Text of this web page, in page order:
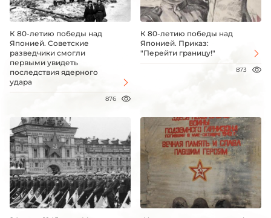
К 80-летию победы над
Японией. Советские
разведчики смогли
первыми увидеть
последствия ядерного
удара
876
К 80-летию победы над
Японией. Приказ:
"Перейти границу!"
873